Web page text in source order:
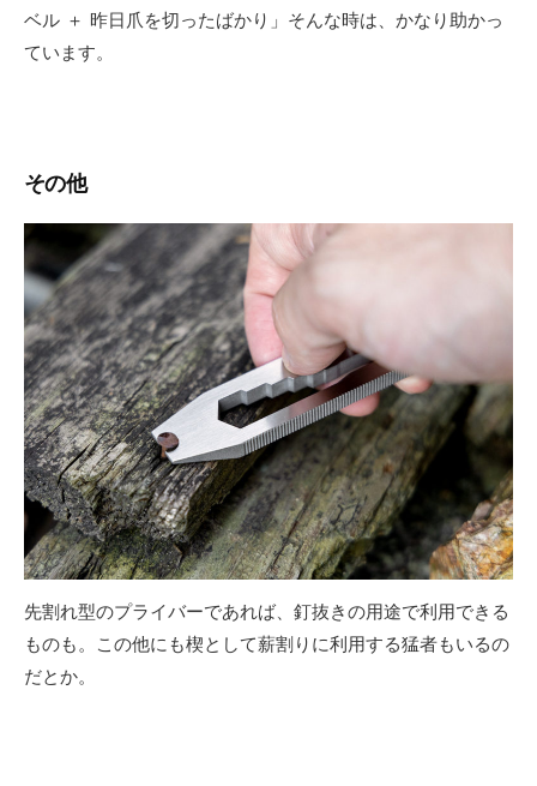
ベル ＋ 昨日爪を切ったばかり」そんな時は、かなり助かっ
ています。
その他
先割れ型のプライバーであれば、釘抜きの用途で利用できる
ものも。この他にも楔として薪割りに利用する猛者もいるの
だとか。